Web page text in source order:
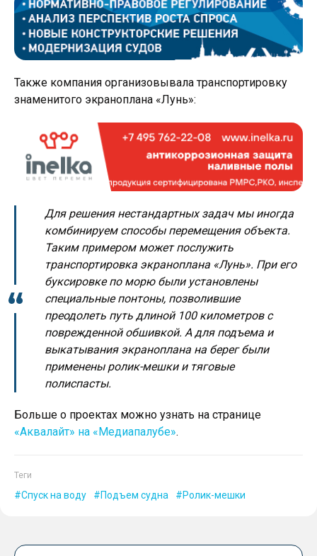
Также компания организовывала транспортировку
знаменитого экраноплана «Лунь»:
Для решения нестандартных задач мы иногда
комбинируем способы перемещения объекта.
Таким примером может послужить
транспортировка экраноплана «Лунь». При его
буксировке по морю были установлены
специальные понтоны, позволившие
преодолеть путь длиной 100 километров с
поврежденной обшивкой. А для подъема и
выкатывания экраноплана на берег были
применены ролик-мешки и тяговые
полиспасты.
Больше о проектах можно узнать на странице
«Аквалайт» на «Медиапалубе».
Теги
Спуск на воду Подъем судна Ролик-мешки